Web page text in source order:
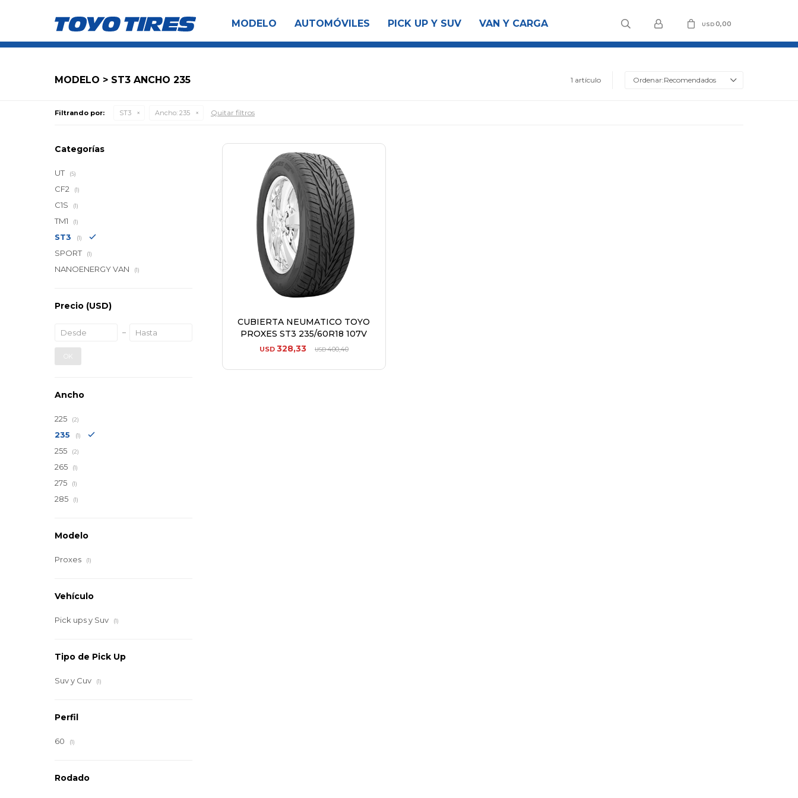
MODELO AUTOMÓVILES PICK UP Y SUV VAN Y CARGA USD0,00
MODELO > ST3 ANCHO 235 1 artículo Recomendados
Filtrando por: ST3 Ancho: 235 Quitar filtros
CUBIERTA NEUMATICO TOYO
PROXES ST3 235/60R18 107V
USD 328,33 USD400,40
Categorías
UT (5)
CF2 (1)
C1S (1)
TM1 (1)
ST3 (1)
SPORT (1)
NANOENERGY VAN (1)
Precio (USD)
OK
Ancho
225 (2)
235 (1)
255 (2)
265 (1)
275 (1)
285 (1)
Modelo
Proxes (1)
Vehículo
Pick ups y Suv (1)
Tipo de Pick Up
Suv y Cuv (1)
Perfil
60 (1)
Rodado